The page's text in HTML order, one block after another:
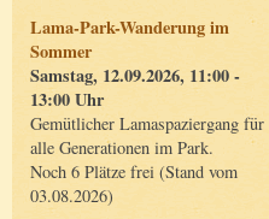
Lama-Park-Wanderung im
Sommer
Samstag, 12.09.2026, 11:00 -
13:00 Uhr
Gemütlicher Lamaspaziergang für
alle Generationen im Park.
Noch 6 Plätze frei (Stand vom
03.08.2026)